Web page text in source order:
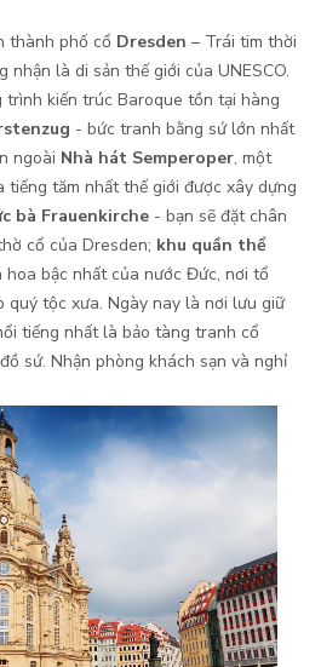
thành phố cổ Dresden – Trái tim thời
nhận là di sản thế giới của UNESCO.
trình kiến trúc Baroque tồn tại hàng
- bức tranh bằng sứ lớn nhất
ngoài Nhà hát Semperoper, một
tăm nhất thế giới được xây dựng
bà Frauenkirche - bạn sẽ đặt chân
cổ của Dresden; khu quần thể
hoa bậc nhất của nước Đức, nơi tổ
quý tộc xưa. Ngày nay là nơi lưu giữ
tiếng nhất là bảo tàng tranh cổ
sứ. Nhận phòng khách sạn và nghỉ